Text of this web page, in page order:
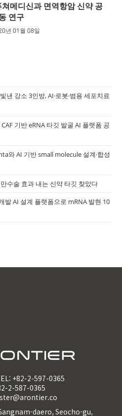
메디신과 면역항암 신약 공
연구
년 01월 08일
낸 강소 3인방, AI·로봇·범용 세포치료
기반 eRNA 타깃 발굴 AI 플랫폼 공
와 AI 기반 small molecule 설계·합성
수술 효과 내는 신약 타깃 찾았다
발 AI 설계 플랫폼으로 mRNA 발현 10
+82-2-597-0365
2-587-0365
daero, Seocho-gu,